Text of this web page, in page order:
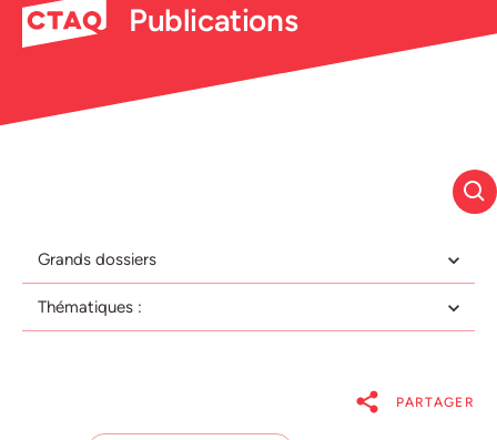
Publications
Grands dossiers
Thématiques :
PARTAGER